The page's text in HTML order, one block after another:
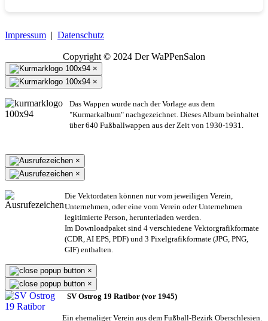
Impressum | Datenschutz
Copyright © 2024 Der WaPPenSalon
×
×
Das Wappen wurde nach der Vorlage aus dem
"Kurmarkalbum" nachgezeichnet. Dieses Album beinhaltet
über 640 Fußballwappen aus der Zeit von 1930-1931.
×
×
Die Vektordaten können nur vom jeweiligen Verein,
Unternehmen, oder eine vom Verein oder Unternehmen
legitimierte Person, herunterladen werden.
Im Downloadpaket sind 4 verschiedene Vektorgrafikformate
(CDR, AI EPS, PDF) und 3 Pixelgrafikformate (JPG, PNG,
GIF) enthalten.
×
×
SV Ostrog 19 Ratibor (vor 1945)
Ein ehemaliger Verein aus dem Fußball-Bezirk Oberschlesien.